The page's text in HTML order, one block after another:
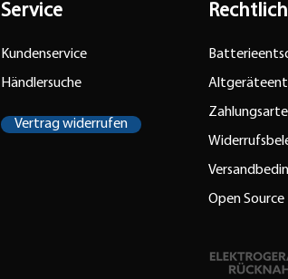
Service
Kundenservice
Händlersuche
Vertrag widerrufen
Open Source